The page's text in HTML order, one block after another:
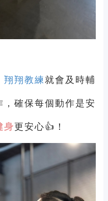
翔翔教練就會及時輔
確保每個動作是安
身更安心👍！